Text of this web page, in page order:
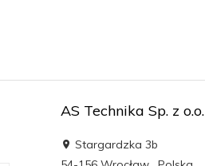
AS Technika Sp. z o.o.
Stargardzka 3b